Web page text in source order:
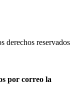
derechos reservados
por correo la